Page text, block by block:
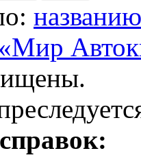
названию
«Мир